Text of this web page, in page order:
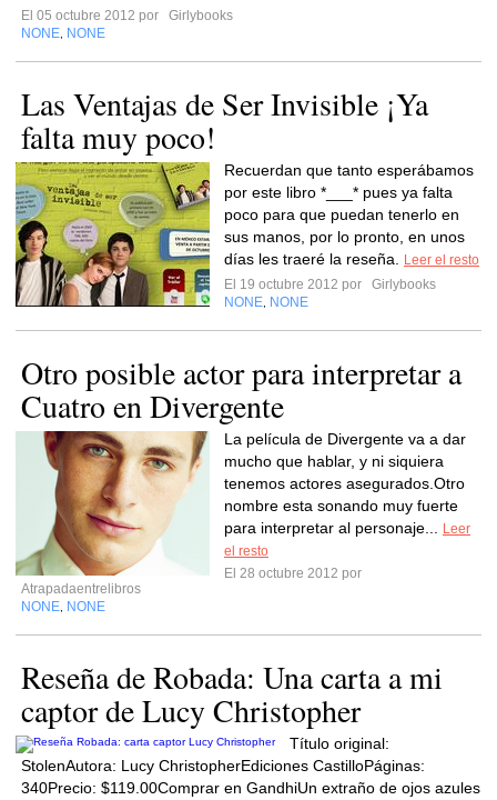
El 05 octubre 2012 por
Girlybooks
NONE NONE
Las Ventajas de Ser Invisible ¡Ya
falta muy poco!
Recuerdan que tanto esperábamos
por este libro *___* pues ya falta
poco para que puedan tenerlo en
sus manos, por lo pronto, en unos
días les traeré la reseña.
Leer el resto
El 19 octubre 2012 por
Girlybooks
NONE NONE
Otro posible actor para interpretar a
Cuatro en Divergente
La película de Divergente va a dar
mucho que hablar, y ni siquiera
tenemos actores asegurados.Otro
nombre esta sonando muy fuerte
para interpretar al personaje...
Leer
el resto
El 28 octubre 2012 por
Atrapadaentrelibros
NONE NONE
Reseña de Robada: Una carta a mi
captor de Lucy Christopher
Título original:
StolenAutora: Lucy ChristopherEdiciones CastilloPáginas:
340Precio: $119.00Comprar en GandhiUn extraño de ojos azules